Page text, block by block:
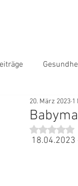
20. März 2023 1
Mit NaN
18.04.2023